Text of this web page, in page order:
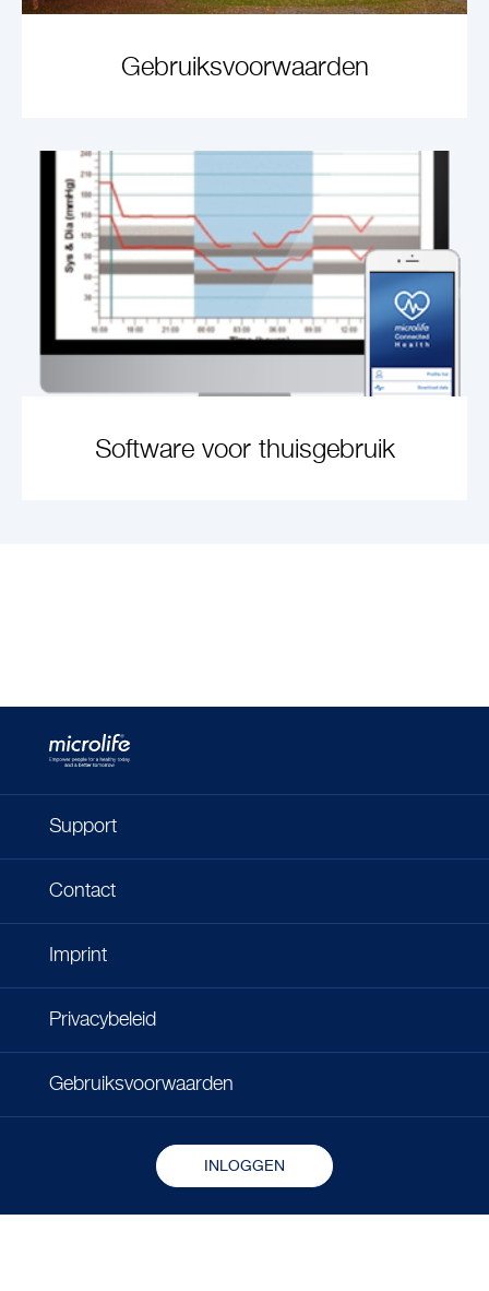
Gebruiksvoorwaarden
Software voor thuisgebruik
ARTIKEL ANSEHEN
Support
Contact
Imprint
Privacybeleid
Gebruiksvoorwaarden
INLOGGEN